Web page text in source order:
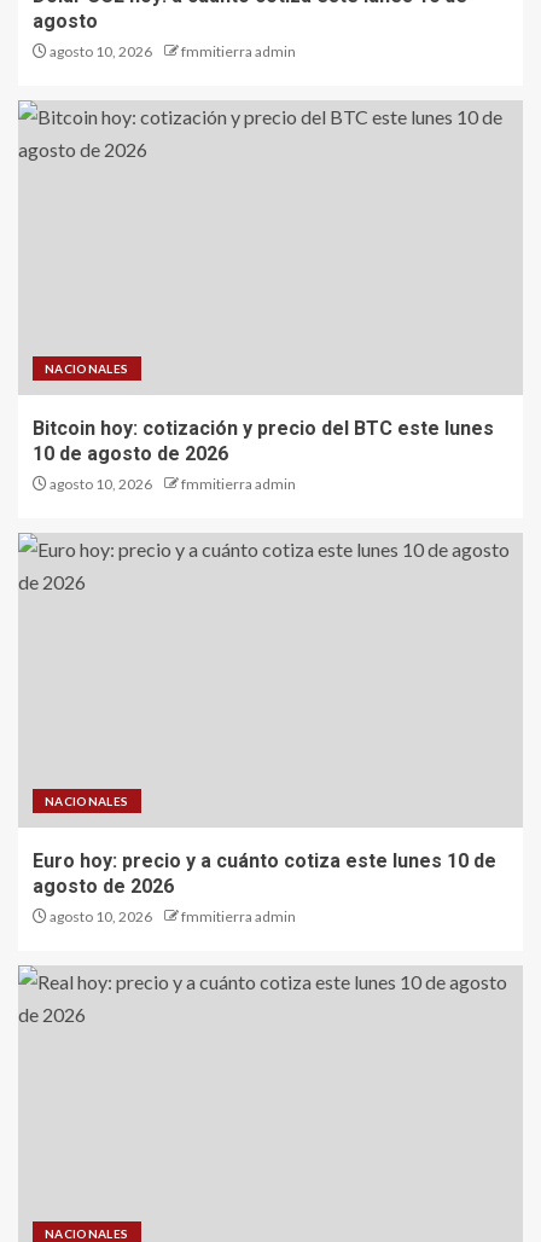
agosto
agosto 10, 2026 fmmitierra admin
NACIONALES
Bitcoin hoy: cotización y precio del BTC este lunes
10 de agosto de 2026
agosto 10, 2026 fmmitierra admin
NACIONALES
Euro hoy: precio y a cuánto cotiza este lunes 10 de
agosto de 2026
agosto 10, 2026 fmmitierra admin
NACIONALES